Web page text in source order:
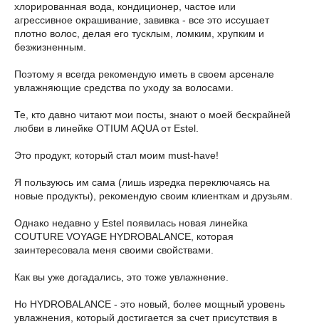
хлорированная вода, кондиционер, частое или
агрессивное окрашивание, завивка - все это иссушает
плотно волос, делая его тусклым, ломким, хрупким и
безжизненным.
Поэтому я всегда рекомендую иметь в своем арсенале
увлажняющие средства по уходу за волосами.
Те, кто давно читают мои посты, знают о моей бескрайней
любви в линейке OTIUM AQUA от Estel.
Это продукт, который стал моим must-have!
Я пользуюсь им сама (лишь изредка переключаясь на
новые продукты), рекомендую своим клиенткам и друзьям.
Однако недавно у Estel появилась новая линейка
COUTURE VOYAGE HYDROBALANCE, которая
заинтересовала меня своими свойствами.
Как вы уже догадались, это тоже увлажнение.
Но HYDROBALANCE - это новый, более мощный уровень
увлажнения, который достигается за счет присутствия в